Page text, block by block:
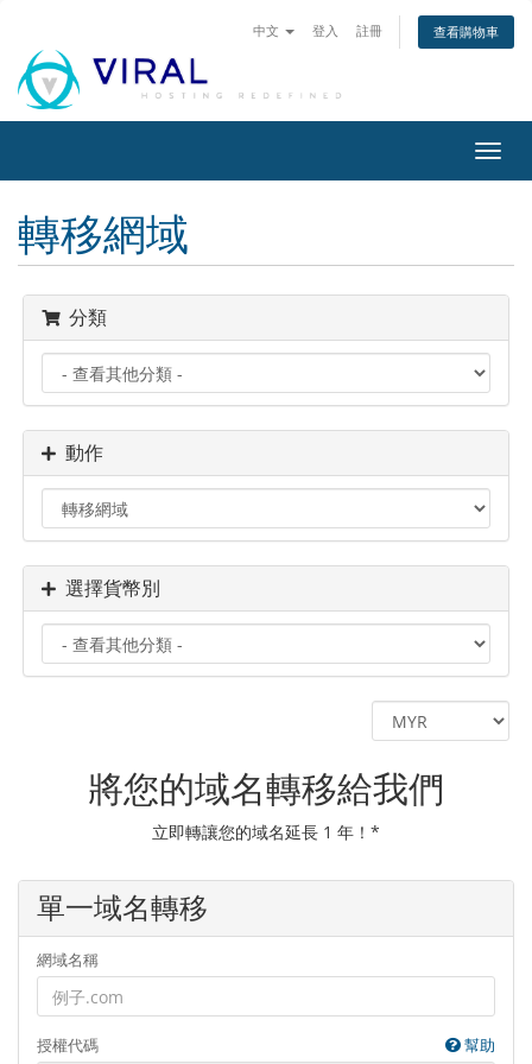
中文 登入 註冊 查看購物車
切
換
轉移網域
分類
動作
選擇貨幣別
將您的域名轉移給我們
立即轉讓您的域名延長 1 年！*
單一域名轉移
網域名稱
授權代碼 幫助